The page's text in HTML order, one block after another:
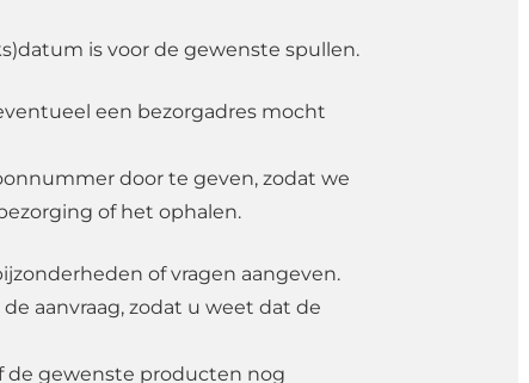
is voor de gewenste spullen.
een bezorgadres mocht
door te geven, zodat we
of het ophalen.
of vragen aangeven.
aanvraag, zodat u weet dat de
de gewenste producten nog